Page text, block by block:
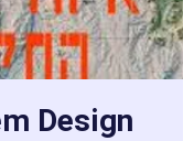
Design